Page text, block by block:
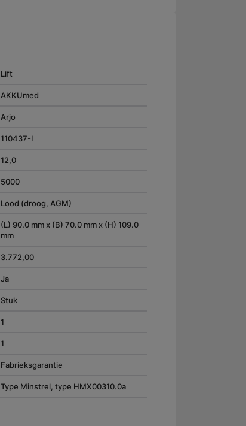
Lift
AKKUmed
Arjo
110437-I
12,0
5000
Lood (droog, AGM)
(L) 90.0 mm x (B) 70.0 mm x (H) 109.0
mm
3.772,00
Ja
Stuk
1
1
Fabrieksgarantie
Type Minstrel, type HMX00310.0a